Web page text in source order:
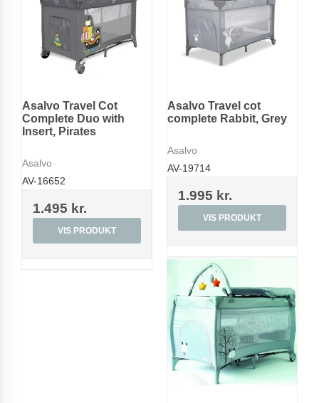
Asalvo Travel Cot
Complete Duo with
Insert, Pirates
Asalvo
AV-16652
1.495 kr.
VIS PRODUKT
Asalvo Travel cot
complete Rabbit, Grey
Asalvo
AV-19714
1.995 kr.
VIS PRODUKT